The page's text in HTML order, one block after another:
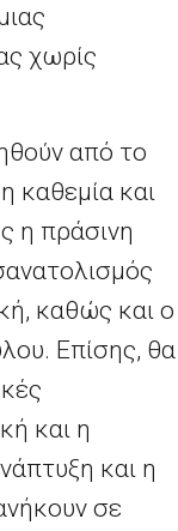
χωρίς
από το
καθεμία και
η πράσινη
καθώς και ο
Επίσης, θα
και η
και η
σε